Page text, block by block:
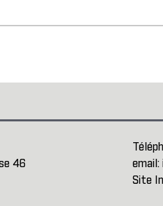
46
email:
Site